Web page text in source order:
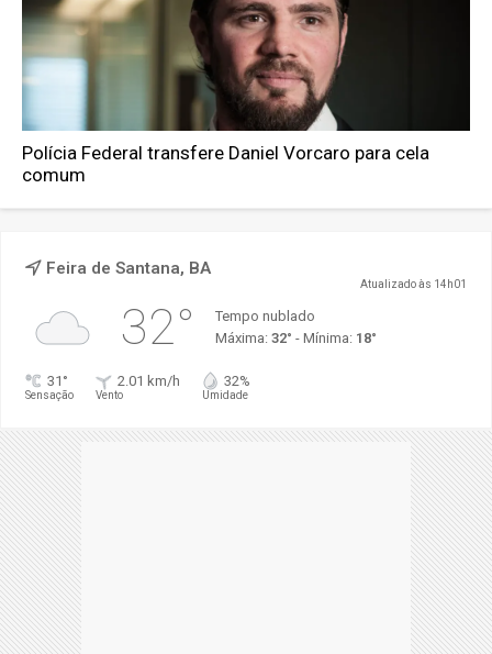
Polícia Federal transfere Daniel Vorcaro para cela
comum
Feira de Santana, BA
Atualizado às 14h01
32°
Tempo nublado
Máxima: 32° - Mínima: 18°
31°
Sensação
2.01 km/h
Vento
32%
Umidade